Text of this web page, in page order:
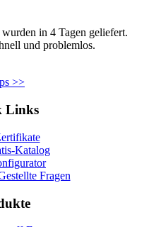
in 4 Tagen geliefert.
und problemlos.
>>
Links
Katalog
Fragen